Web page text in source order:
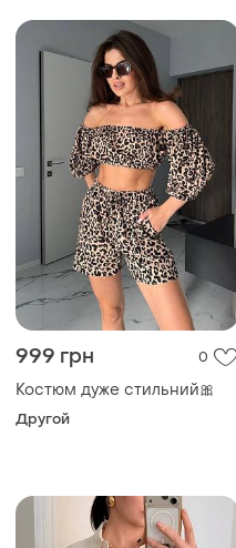
999 грн 0
Костюм дуже стильний🎀
Другой